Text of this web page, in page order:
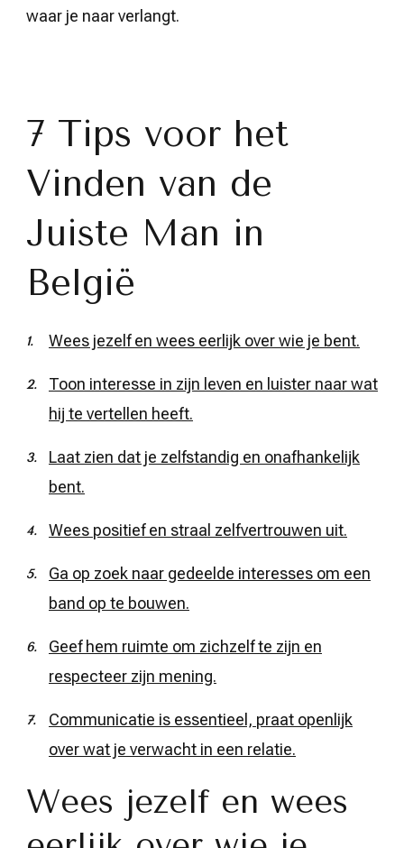
waar je naar verlangt.
7 Tips voor het
Vinden van de
Juiste Man in
België
Wees jezelf en wees eerlijk over wie je bent.
Toon interesse in zijn leven en luister naar wat
hij te vertellen heeft.
Laat zien dat je zelfstandig en onafhankelijk
bent.
Wees positief en straal zelfvertrouwen uit.
Ga op zoek naar gedeelde interesses om een
band op te bouwen.
Geef hem ruimte om zichzelf te zijn en
respecteer zijn mening.
Communicatie is essentieel, praat openlijk
over wat je verwacht in een relatie.
Wees jezelf en wees